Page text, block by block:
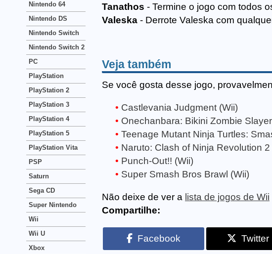
Tanathos - Termine o jogo com todos
Valeska - Derrote Valeska com
Veja também
Se você gosta desse jogo,
Castlevania Judgment (Wii)
Onechanbara: Bikini Zombie
Teenage Mutant Ninja Turtles:
Naruto: Clash of Ninja Revolution 2
Punch-Out!! (Wii)
Super Smash Bros Brawl (Wii)
Não deixe de ver a lista de jogos de Wii
Compartilhe:
Facebook Twitter
Nintendo 64
Nintendo DS
Nintendo Switch
Nintendo Switch 2
PC
PlayStation
PlayStation 2
PlayStation 3
PlayStation 4
PlayStation 5
PlayStation Vita
PSP
Saturn
Sega CD
Super Nintendo
Wii
Wii U
Xbox